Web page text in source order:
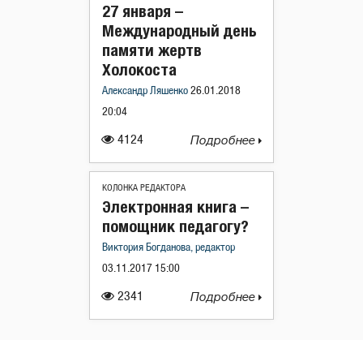
4124
27 января –
Международный день
памяти жертв
Холокоста
Александр Ляшенко 26.01.2018
20:04
Подробнее
КОЛОНКА РЕДАКТОРА
2341
Электронная книга –
помощник педагогу?
Виктория Богданова, редактор
03.11.2017 15:00
Подробнее